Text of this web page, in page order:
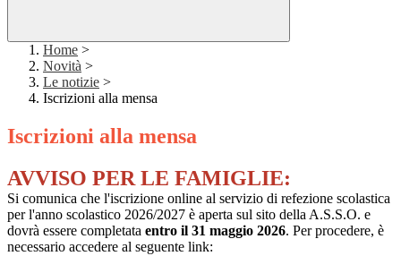
Home >
Novità >
Le notizie >
Iscrizioni alla mensa
Iscrizioni alla mensa
AVVISO PER LE FAMIGLIE:
Si comunica che l'iscrizione online al servizio di refezione scolastica
per l'anno scolastico 2026/2027 è aperta sul sito della A.S.S.O. e
dovrà essere completata entro il 31 maggio 2026. Per procedere, è
necessario accedere al seguente link: